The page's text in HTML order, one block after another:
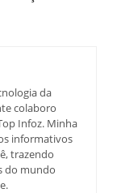
da
colaboro
Infoz. Minha
informativos
trazendo
do mundo